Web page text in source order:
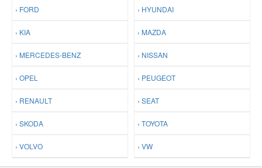
› FORD › HYUNDAI
› KIA › MAZDA
› MERCEDES-BENZ › NISSAN
› OPEL › PEUGEOT
› RENAULT › SEAT
› SKODA › TOYOTA
› VOLVO › VW